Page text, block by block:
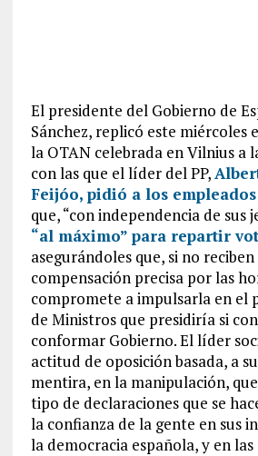
El presidente del Gobierno de
Sánchez, replicó este miércoles
la OTAN celebrada en Vilnius a
con las que el líder del PP,
Feijóo, pidió a los
que, “con independencia de sus
“al máximo” para repartir
asegurándoles que, si no
compensación precisa por las
compromete a impulsarla en el
de Ministros que presidiría si
conformar Gobierno. El líder
actitud de oposición basada, a
mentira, en la manipulación,
tipo de declaraciones que se
la confianza de la gente en sus
la democracia española, y en las